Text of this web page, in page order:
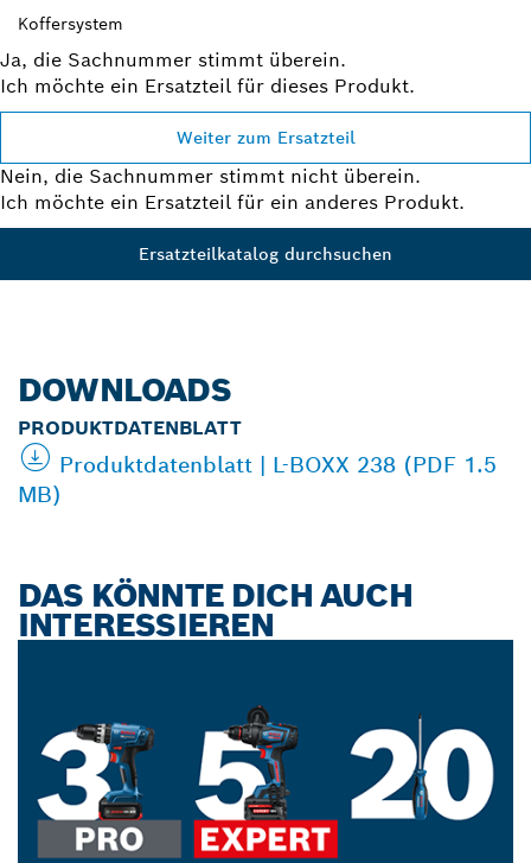
Koffersystem
Ja, die Sachnummer stimmt überein.
Ich möchte ein Ersatzteil für dieses Produkt.
Weiter zum Ersatzteil
Nein, die Sachnummer stimmt nicht überein.
Ich möchte ein Ersatzteil für ein anderes Produkt.
Ersatzteilkatalog durchsuchen
DOWNLOADS
PRODUKTDATENBLATT
Produktdatenblatt | L-BOXX 238 (PDF 1.5
MB)
DAS KÖNNTE DICH AUCH
INTERESSIEREN